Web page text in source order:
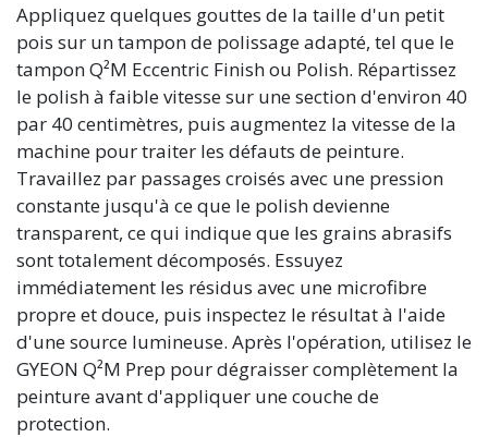
Appliquez quelques gouttes de la taille d'un petit
pois sur un tampon de polissage adapté, tel que le
tampon Q²M Eccentric Finish ou Polish. Répartissez
le polish à faible vitesse sur une section d'environ 40
par 40 centimètres, puis augmentez la vitesse de la
machine pour traiter les défauts de peinture.
Travaillez par passages croisés avec une pression
constante jusqu'à ce que le polish devienne
transparent, ce qui indique que les grains abrasifs
sont totalement décomposés. Essuyez
immédiatement les résidus avec une microfibre
propre et douce, puis inspectez le résultat à l'aide
d'une source lumineuse. Après l'opération, utilisez le
GYEON Q²M Prep pour dégraisser complètement la
peinture avant d'appliquer une couche de
protection.